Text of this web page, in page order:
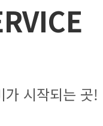
가 시작되는 곳!